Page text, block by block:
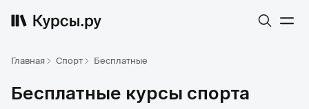
Главная Спорт Бесплатные
Бесплатные курсы спорта